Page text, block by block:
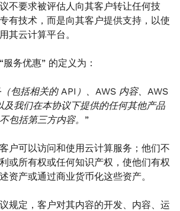
不要求被评估人向其客户转让任何技
有技术，而是向其客户提供支持，以使
其云计算平台。
务优惠” 的定义为：
包括相关的 API）、AWS 内容、AWS
及我们在本协议下提供的任何其他产品
包括第三方内容。”
户可以访问和使用云计算服务；他们不
或所有权或任何知识产权，使他们有权
资产或通过商业货币化这些资产。
规定，客户对其内容的开发、内容、运